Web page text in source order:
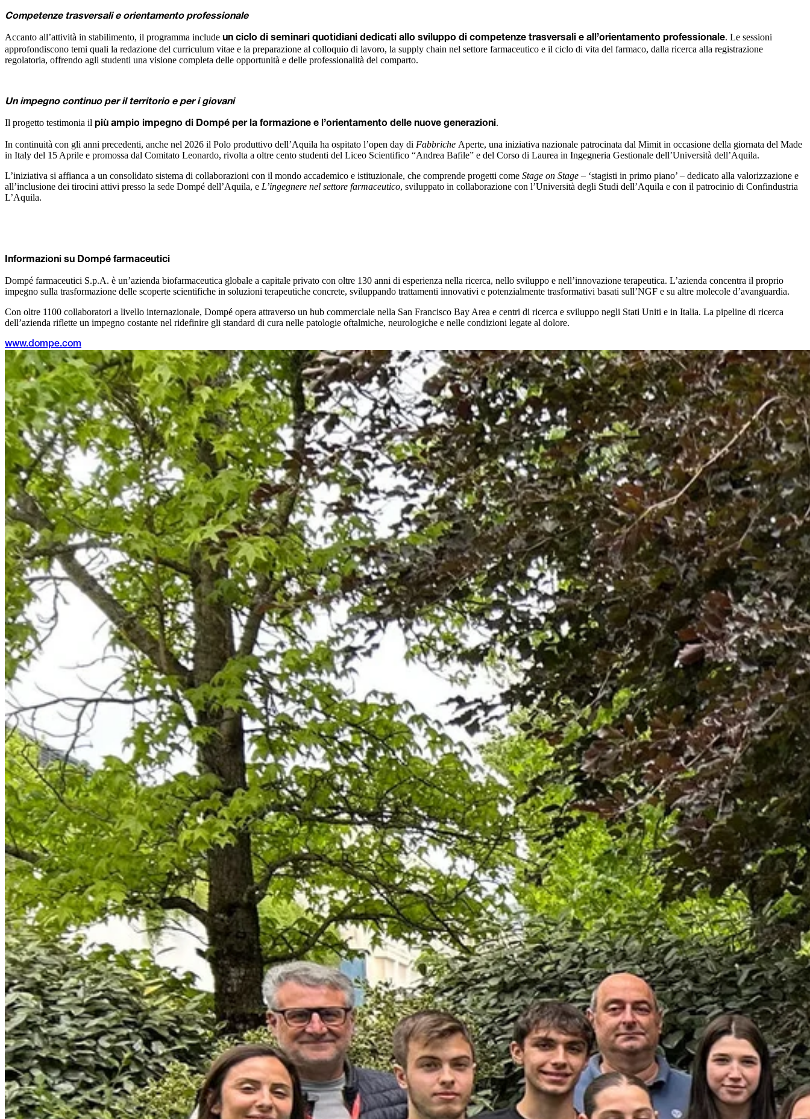
Competenze trasversali e orientamento professionale
Accanto all’attività in stabilimento, il programma include un ciclo di seminari quotidiani dedicati allo sviluppo di competenze trasversali e all’orientamento professionale. Le sessioni
approfondiscono temi quali la redazione del curriculum vitae e la preparazione al colloquio di lavoro, la supply chain nel settore farmaceutico e il ciclo di vita del farmaco, dalla ricerca alla registrazione
regolatoria, offrendo agli studenti una visione completa delle opportunità e delle professionalità del comparto.
Un impegno continuo per il territorio e per i giovani
Il progetto testimonia il più ampio impegno di Dompé per la formazione e l’orientamento delle nuove generazioni.
In continuità con gli anni precedenti, anche nel 2026 il Polo produttivo dell’Aquila ha ospitato l’open day di Fabbriche Aperte, una iniziativa nazionale patrocinata dal Mimit in occasione della giornata del Made
in Italy del 15 Aprile e promossa dal Comitato Leonardo, rivolta a oltre cento studenti del Liceo Scientifico “Andrea Bafile” e del Corso di Laurea in Ingegneria Gestionale dell’Università dell’Aquila.
L’iniziativa si affianca a un consolidato sistema di collaborazioni con il mondo accademico e istituzionale, che comprende progetti come Stage on Stage – ‘stagisti in primo piano’ – dedicato alla valorizzazione e
all’inclusione dei tirocini attivi presso la sede Dompé dell’Aquila, e L’ingegnere nel settore farmaceutico, sviluppato in collaborazione con l’Università degli Studi dell’Aquila e con il patrocinio di Confindustria
L’Aquila.
Informazioni su Dompé farmaceutici
Dompé farmaceutici S.p.A. è un’azienda biofarmaceutica globale a capitale privato con oltre 130 anni di esperienza nella ricerca, nello sviluppo e nell’innovazione terapeutica. L’azienda concentra il proprio
impegno sulla trasformazione delle scoperte scientifiche in soluzioni terapeutiche concrete, sviluppando trattamenti innovativi e potenzialmente trasformativi basati sull’NGF e su altre molecole d’avanguardia.
Con oltre 1100 collaboratori a livello internazionale, Dompé opera attraverso un hub commerciale nella San Francisco Bay Area e centri di ricerca e sviluppo negli Stati Uniti e in Italia. La pipeline di ricerca
dell’azienda riflette un impegno costante nel ridefinire gli standard di cura nelle patologie oftalmiche, neurologiche e nelle condizioni legate al dolore.
www.dompe.com